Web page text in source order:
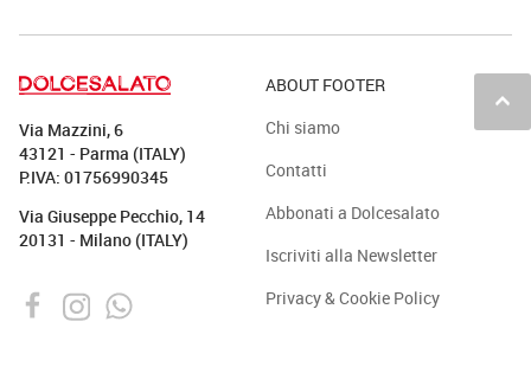
keyboard_arrow_up
Via Mazzini, 6
43121 - Parma (ITALY)
P.IVA: 01756990345
Via Giuseppe Pecchio, 14
20131 - Milano (ITALY)
ABOUT FOOTER
Chi siamo
Contatti
Abbonati a Dolcesalato
Iscriviti alla Newsletter
Privacy & Cookie Policy